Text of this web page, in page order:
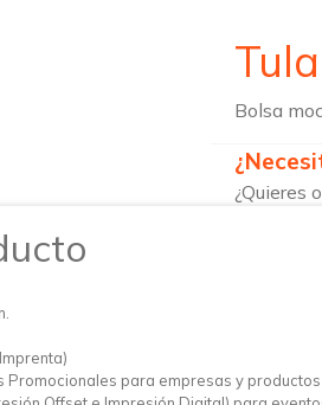
Bolsa
¿Quieres
Promocionales para empresas y